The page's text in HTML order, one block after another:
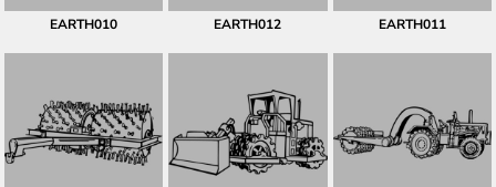
EARTH010 EARTH012 EARTH011